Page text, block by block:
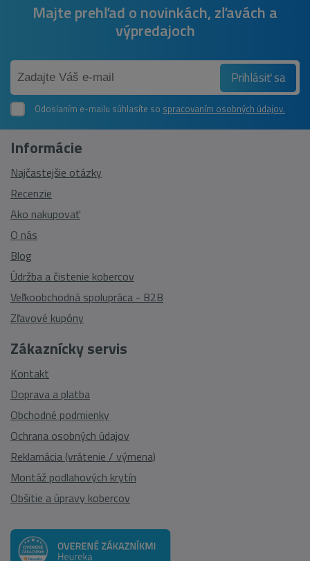
Majte prehľad o novinkách, zľavách a
výpredajoch
Prihlásiť sa
Odoslaním e-mailu súhlasíte so spracovaním osobných údajov.
Zákaznícky servis
Kontakt
Doprava a platba
Obchodné podmienky
Ochrana osobných údajov
Reklamácia (vrátenie / výmena)
Montáž podlahových krytín
Obšitie a úpravy kobercov
Informácie
Najčastejšie otázky
Recenzie
Ako nakupovať
O nás
Blog
Údržba a čistenie kobercov
Veľkoobchodná spolupráca - B2B
Zľavové kupóny